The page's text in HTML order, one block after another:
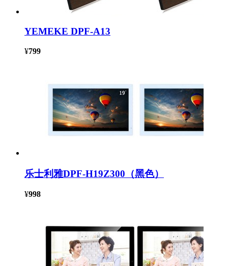
YEMEKE DPF-A13
¥799
乐士利雅DPF-H19Z300（黑色）
¥998